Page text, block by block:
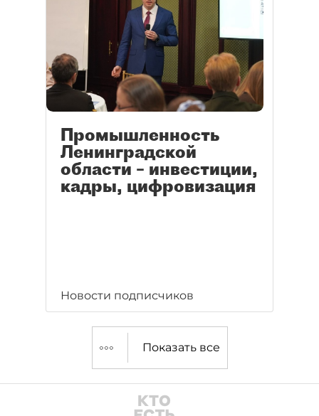
Промышленность
Ленинградской
области – инвестиции,
кадры, цифровизация
Новости подписчиков
Показать все